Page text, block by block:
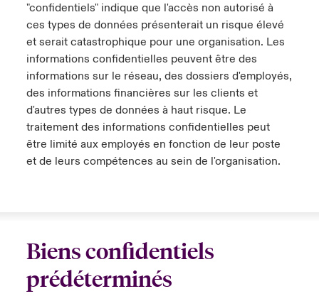
"confidentiels" indique que l'accès non autorisé à
ces types de données présenterait un risque élevé
et serait catastrophique pour une organisation. Les
informations confidentielles peuvent être des
informations sur le réseau, des dossiers d'employés,
des informations financières sur les clients et
d'autres types de données à haut risque. Le
traitement des informations confidentielles peut
être limité aux employés en fonction de leur poste
et de leurs compétences au sein de l'organisation.
Biens confidentiels
prédéterminés